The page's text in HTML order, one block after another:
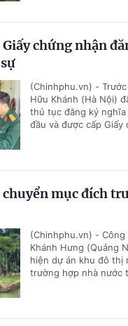
chứng nhận
(Chinhphu.vn) -
Hữu Khánh (Hà Nội)
thủ tục đăng ký nghĩa
đầu và được cấp Giấy
mục đích
(Chinhphu.vn) - Công
Khánh Hưng (Quảng
hiện dự án khu đô thị
trường hợp nhà nước